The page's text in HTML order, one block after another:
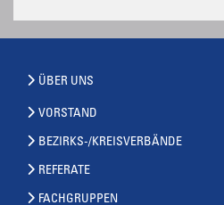
ÜBER UNS
VORSTAND
BEZIRKS-/KREISVERBÄNDE
REFERATE
FACHGRUPPEN